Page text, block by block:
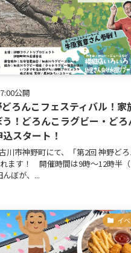
公開
ろんこフェスティバル！家
！どろんこラグビー・どろ
スタート！
川市神野町にて、「第2回 神野ど
ます！ 開催時間は9時～12時半
ぼが、...
イ